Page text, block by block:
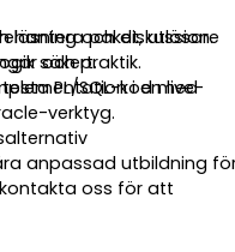
hantera paket, utlösare
säkert.
PL/SQL-kod med
verktyg.
och diskussion.
och praktik.
i en live-
anpassad utbildning
oss för att